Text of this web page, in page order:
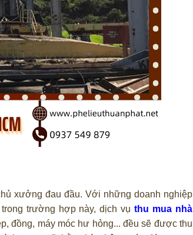
xưởng đau đầu. Với những doanh nghiệp
trường hợp này, dịch vụthu mua nhà
đồng, máy móc hư hỏng... đều sẽ được thu